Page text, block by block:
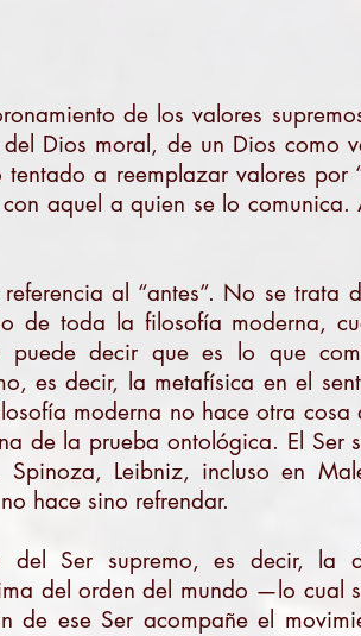
de los valores
Dios moral, de un Dios como
a reemplazar valores por
aquel a quien se lo comunica.
al “antes”. No se trata
de toda la filosofía moderna,
puede decir que es lo que
es decir, la metafísica en el
moderna no hace otra cosa
de la prueba ontológica. El Ser
Spinoza, Leibniz, incluso en
hace sino refrendar.
Ser supremo, es decir, la
del orden del mundo —lo cual
de ese Ser acompañe el